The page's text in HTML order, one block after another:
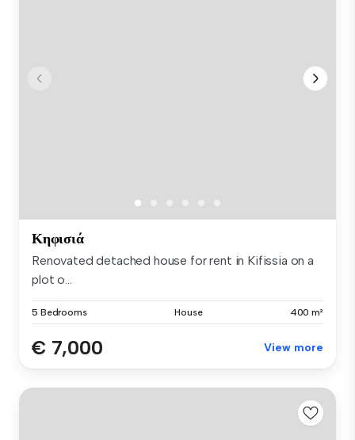
Κηφισιά
Renovated detached house for rent in Kifissia on a
plot o...
5 Bedrooms House 400 m²
€ 7,000 View more